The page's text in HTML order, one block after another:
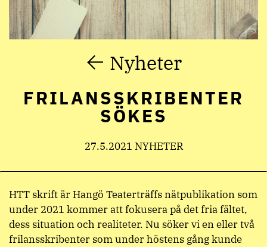
Nyheter
FRILANSSKRIBENTER
SÖKES
27.5.2021 NYHETER
HTT skrift är Hangö Teaterträffs nätpublikation som
under 2021 kommer att fokusera på det fria fältet,
dess situation och realiteter. Nu söker vi en eller två
frilansskribenter som under höstens gång kunde